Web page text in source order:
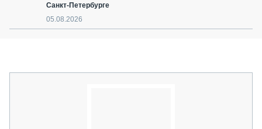
Санкт-Петербурге
05.08.2026